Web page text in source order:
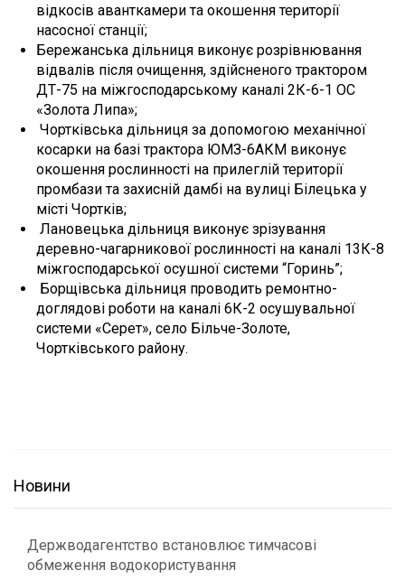
відкосів аванткамери та окошення території
насосної станції;
Бережанська дільниця виконує розрівнювання
відвалів після очищення, здійсненого трактором
ДТ-75 на міжгосподарському каналі 2К-6-1 ОС
«Золота Липа»;
Чортківська дільниця за допомогою механічної
косарки на базі трактора ЮМЗ-6АКМ виконує
окошення рослинності на прилеглій території
промбази та захисній дамбі на вулиці Білецька у
місті Чортків;
Лановецька дільниця виконує зрізування
деревно-чагарникової рослинності на каналі 13К-8
міжгосподарської осушної системи “Горинь”;
Борщівська дільниця проводить ремонтно-
доглядові роботи на каналі 6К-2 осушувальної
системи «Серет», село Більче-Золоте,
Чортківського району.
Новини
Держводагентство встановлює тимчасові
обмеження водокористування